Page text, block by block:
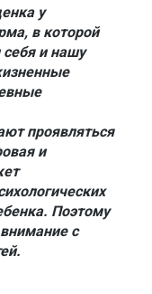
у
в которой
и нашу
проявляться
и
Поэтому
с